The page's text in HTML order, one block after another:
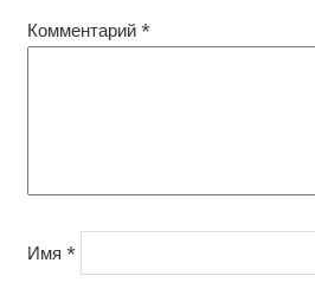
Комментарий *
Имя *